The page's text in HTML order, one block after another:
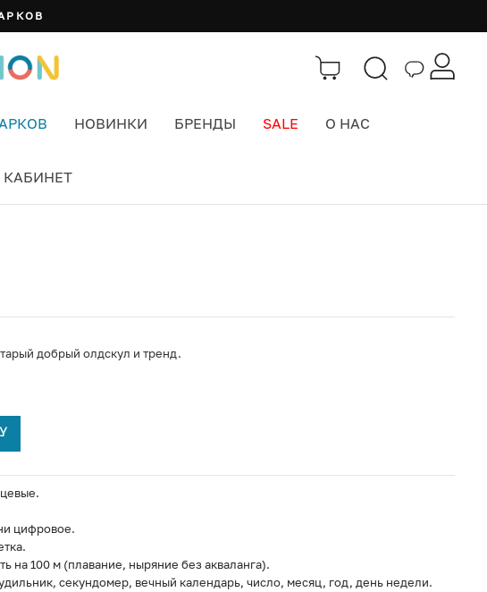
НОВИНКИ БРЕНДЫ SALE О НАС
добрый олдскул и тренд.
цифровое.
на 100 м (плавание, ныряние без акваланга).
секундомер, вечный календарь, число, месяц, год, день недели.